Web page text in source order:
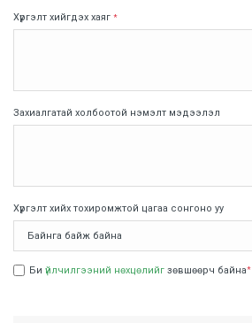
Хүргэлт хийгдэх хаяг *
Захиалгатай холбоотой нэмэлт мэдээлэл
Хүргэлт хийх тохиромжтой цагаа сонгоно уу
Би үйлчилгээний нөхцөлийг зөвшөөрч байна*